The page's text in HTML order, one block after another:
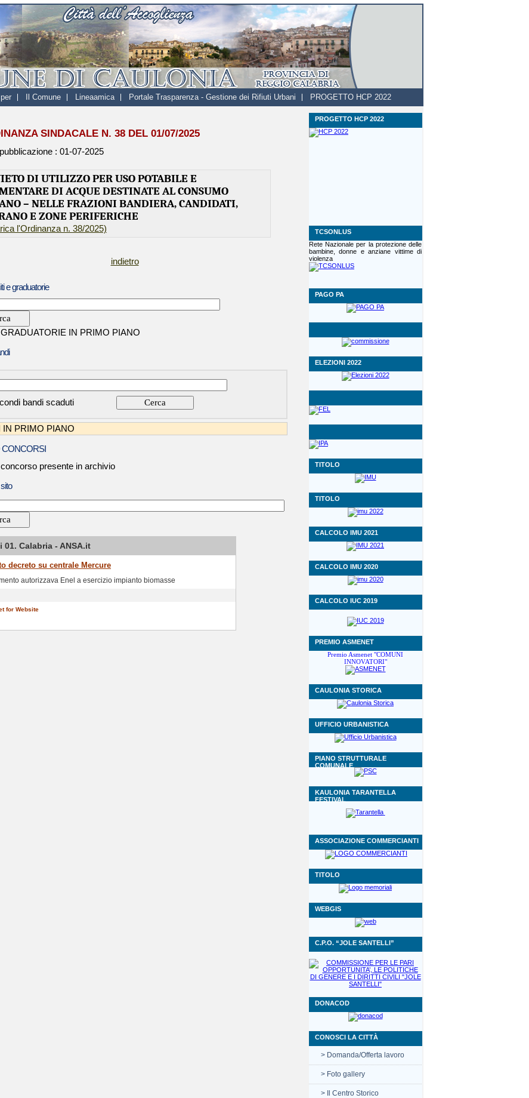
Il Comune Lineaamica Portale Trasparenza - Gestione dei Rifiuti Urbani PROGETTO HCP 2022
SINDACALE N. 38 DEL 01/07/2025
: 01-07-2025
DI UTILIZZO PER USO POTABILE E
DI ACQUE DESTINATE AL CONSUMO
– NELLE FRAZIONI BANDIERA, CANDIDATI,
E ZONE PERIFERICHE
l'Ordinanza n. 38/2025)
indietro
e graduatorie
IN PRIMO PIANO
bandi scaduti
IN PRIMO PIANO
CONCORSI
presente in archivio
01. Calabria - ANSA.it
decreto su centrale Mercure
autorizzava Enel a esercizio impianto biomasse
for Website
PROGETTO HCP 2022
TCSONLUS
Rete Nazionale per la protezione delle
bambine, donne e anziane vittime di
violenza
PAGO PA
ELEZIONI 2022
TITOLO
TITOLO
CALCOLO IMU 2021
CALCOLO IMU 2020
CALCOLO IUC 2019
PREMIO ASMENET
Premio Asmenet "COMUNI
INNOVATORI"
CAULONIA STORICA
UFFICIO URBANISTICA
PIANO STRUTTURALE
COMUNALE
KAULONIA TARANTELLA
FESTIVAL
ASSOCIAZIONE COMMERCIANTI
TITOLO
WEBGIS
C.P.O. “JOLE SANTELLI”
DONACOD
CONOSCI LA CITTÀ
> Domanda/Offerta lavoro
> Foto gallery
> Il Centro Storico